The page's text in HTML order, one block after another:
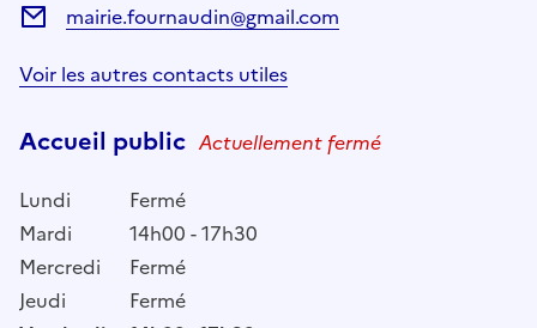
mairie.fournaudin@gmail.com
Voir les autres contacts utiles
Accueil public Actuellement fermé
Lundi
Fermé
Mardi
14h00 - 17h30
Mercredi
Fermé
Jeudi
Fermé